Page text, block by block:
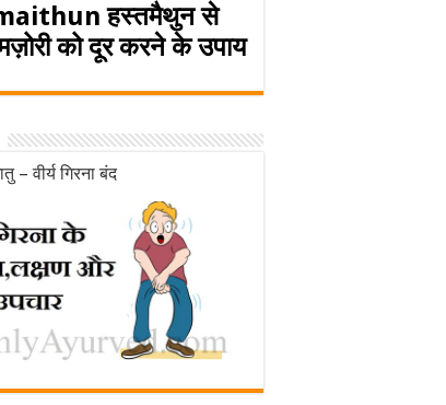
हस्तमैथुन से
को दूर करने के उपाय
– वीर्य गिरना बंद